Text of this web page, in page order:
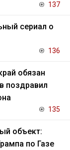
137
сериал о
136
обязан
поздравил
135
объект:
по Газе